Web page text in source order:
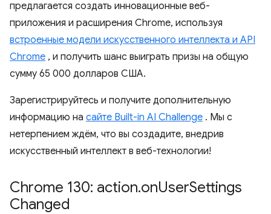
предлагается создать инновационные веб-
приложения и расширения Chrome, используя
встроенные модели искусственного интеллекта и API
Chrome , и получить шанс выиграть призы на общую
сумму 65 000 долларов США.
Зарегистрируйтесь и получите дополнительную
информацию на сайте Built-in AI Challenge . Мы с
нетерпением ждём, что вы создадите, внедрив
искусственный интеллект в веб-технологии!
Chrome 130: action.onUserSettings
Changed